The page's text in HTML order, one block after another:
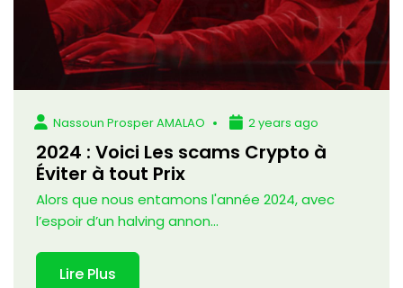
Nassoun Prosper AMALAO 2 years ago
2024 : Voici Les scams Crypto à
Éviter à tout Prix
Alors que nous entamons l'année 2024, avec
l’espoir d’un halving annon...
Lire Plus